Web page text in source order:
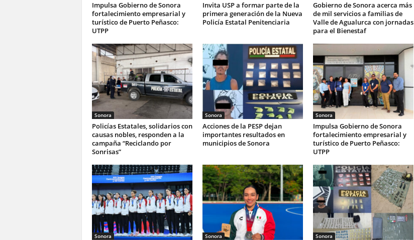
Impulsa Gobierno de Sonora
fortalecimiento empresarial y
turístico de Puerto Peñasco:
UTPP
Invita USP a formar parte de la
primera generación de la Nueva
Policía Estatal Penitenciaria
Gobierno de Sonora acerca más
de mil servicios a familias de
Valle de Agualurca con jornadas
para el Bienestaf
Sonora
Policías Estatales, solidarios con
causas nobles, responden a la
campaña “Reciclando por
Sonrisas”
Sonora
Acciones de la PESP dejan
importantes resultados en
municipios de Sonora
Sonora
Impulsa Gobierno de Sonora
fortalecimiento empresarial y
turístico de Puerto Peñasco:
UTPP
Sonora Sonora Sonora